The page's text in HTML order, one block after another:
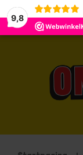
9,8